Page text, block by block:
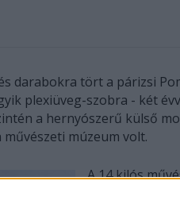
darabokra tört a párizsi
plexiüveg-szobra - két
a hernyószerű külső
múzeum volt.
A 14 kilós